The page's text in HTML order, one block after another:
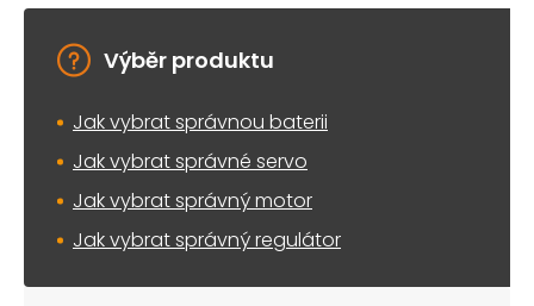
Výběr produktu
Jak vybrat správnou baterii
Jak vybrat správné servo
Jak vybrat správný motor
Jak vybrat správný regulátor